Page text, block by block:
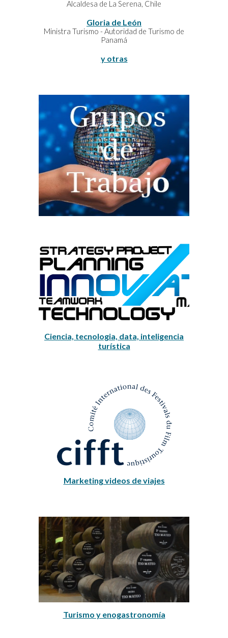
Alcaldesa de La Serena, Chile
Gloria de León
Ministra Turismo - Autoridad de Turismo de
Panamá
y otras
Ciencia, tecnologia, data, inteligencia
turística
Marketing videos de viajes
Turismo y enogastronomía